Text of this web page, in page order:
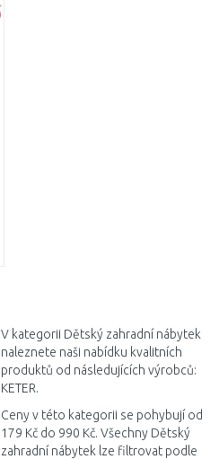
V kategorii Dětský zahradní nábytek
naleznete naši nabídku kvalitních
produktů od následujících výrobců:
KETER.
Ceny v této kategorii se pohybují od
179 Kč do 990 Kč. Všechny Dětský
zahradní nábytek lze filtrovat podle